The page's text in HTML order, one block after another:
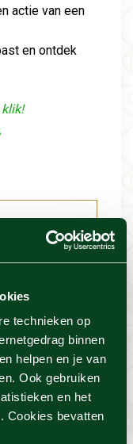
technieken op
binnen
helpen en je van
Ook gebruiken
en het
Cookies bevatten
actie van een
en ontdek